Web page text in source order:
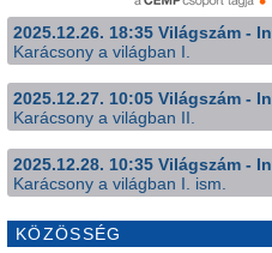
2025.12.26. 18:35 Világszám -
Karácsony a világban I.
2025.12.27. 10:05 Világszám -
Karácsony a világban II.
2025.12.28. 10:35 Világszám -
Karácsony a világban I. ism.
KÖZÖSSÉG